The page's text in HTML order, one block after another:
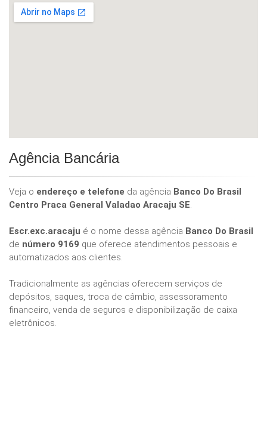
Agência Bancária
Veja o endereço e telefone da agência Banco Do Brasil
Centro Praca General Valadao Aracaju SE.
Escr.exc.aracaju é o nome dessa agência Banco Do Brasil
de número 9169 que oferece atendimentos pessoais e
automatizados aos clientes.
Tradicionalmente as agências oferecem serviços de
depósitos, saques, troca de câmbio, assessoramento
financeiro, venda de seguros e disponibilização de caixa
eletrônicos.